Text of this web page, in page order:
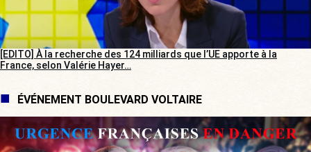
[EDITO] À la recherche des 124 milliards que l’UE apporte à la
France, selon Valérie Hayer…
ÉVÉNEMENT BOULEVARD VOLTAIRE